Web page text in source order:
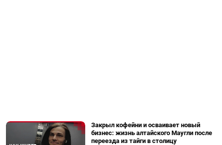
Закрыл кофейни и осваивает новый
бизнес: жизнь алтайского Маугли после
переезда из тайги в столицу